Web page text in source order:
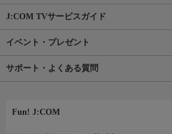
J:COM TVサービスガイド
イベント・プレゼント
サポート・よくある質問
Fun! J:COM